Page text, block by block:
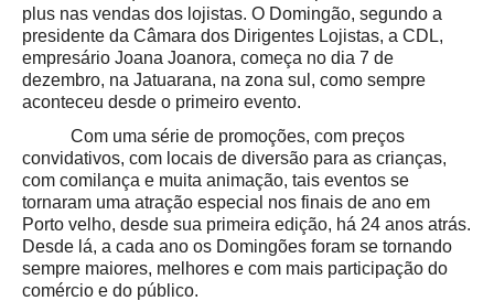
plus nas vendas dos lojistas. O Domingão, segundo a
presidente da Câmara dos Dirigentes Lojistas, a CDL,
empresário Joana Joanora, começa no dia 7 de
dezembro, na Jatuarana, na zona sul, como sempre
aconteceu desde o primeiro evento.
Com uma série de promoções, com preços
convidativos, com locais de diversão para as crianças,
com comilança e muita animação, tais eventos se
tornaram uma atração especial nos finais de ano em
Porto velho, desde sua primeira edição, há 24 anos atrás.
Desde lá, a cada ano os Domingões foram se tornando
sempre maiores, melhores e com mais participação do
comércio e do público.